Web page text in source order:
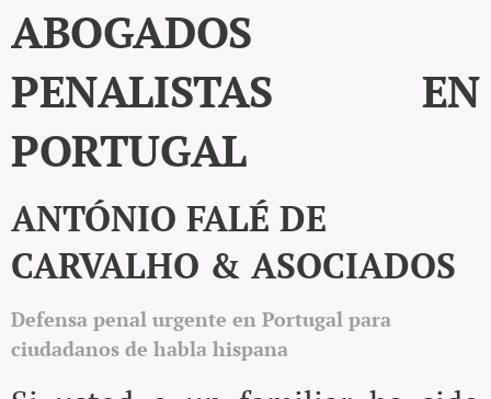
ABOGADOS
PENALISTAS EN
PORTUGAL
ANTÓNIO FALÉ DE
CARVALHO & ASOCIADOS
Defensa penal urgente en Portugal para
ciudadanos de habla hispana